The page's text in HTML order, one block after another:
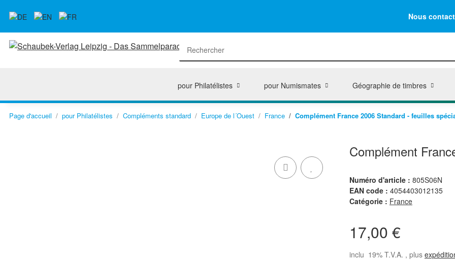
Nous
pour Philatélistes pour Numismates Géographie de timbres
Page d'accueil pour Philatélistes Compléments standard Europe de l´Ouest France Complément France 2006 Standard - feuilles
Complément
Numéro d'article : 805S06N
EAN code : 4054403012135
Catégorie : France
17,00 €
inclu 19% T.V.A. , plus